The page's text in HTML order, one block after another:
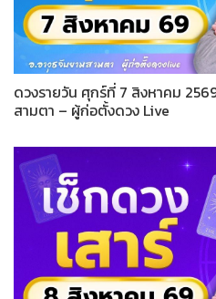
ดวงรายวัน ศุกร์ที่ 7 สิงหาคม
สามตา – ผู้ก่อตั้งดวง Live